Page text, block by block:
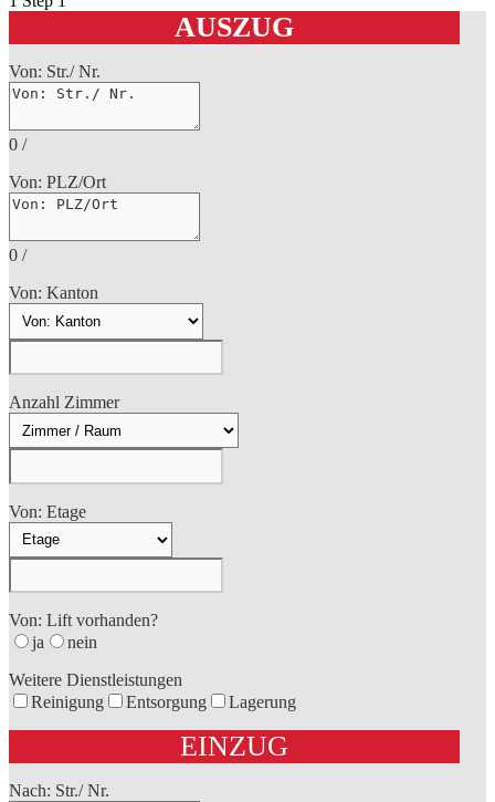
AUSZUG
Von: Str./ Nr.
0 /
Von: PLZ/Ort
0 /
Von: Kanton
Anzahl Zimmer
Von: Etage
Von: Lift vorhanden?
ja
nein
Weitere Dienstleistungen
Reinigung
Entsorgung Lagerung
EINZUG
Nach: Str./ Nr.